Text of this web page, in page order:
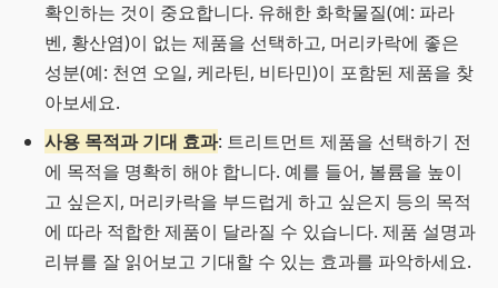
확인하는 것이 중요합니다. 유해한 화학물질(예: 파라
벤, 황산염)이 없는 제품을 선택하고, 머리카락에 좋은
성분(예: 천연 오일, 케라틴, 비타민)이 포함된 제품을 찾
아보세요.
사용 목적과 기대 효과: 트리트먼트 제품을 선택하기 전
에 목적을 명확히 해야 합니다. 예를 들어, 볼륨을 높이
고 싶은지, 머리카락을 부드럽게 하고 싶은지 등의 목적
에 따라 적합한 제품이 달라질 수 있습니다. 제품 설명과
리뷰를 잘 읽어보고 기대할 수 있는 효과를 파악하세요.